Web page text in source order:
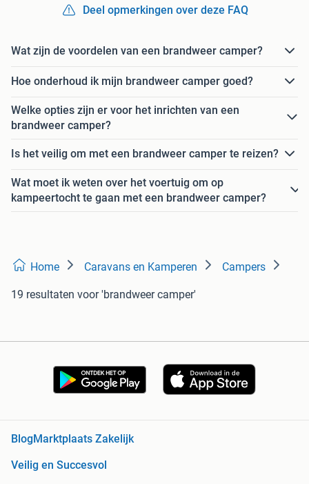
Deel opmerkingen over deze FAQ
Wat zijn de voordelen van een brandweer camper?
Hoe onderhoud ik mijn brandweer camper goed?
Welke opties zijn er voor het inrichten van een
brandweer camper?
Is het veilig om met een brandweer camper te reizen?
Wat moet ik weten over het voertuig om op
kampeertocht te gaan met een brandweer camper?
Home Caravans en Kamperen Campers
19 resultaten voor 'brandweer camper'
BlogMarktplaats Zakelijk
Veilig en Succesvol